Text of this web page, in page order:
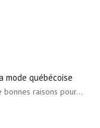
mode québécoise
bonnes raisons pour…